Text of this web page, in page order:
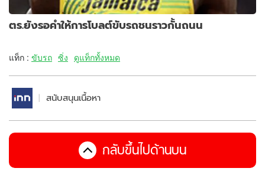
ตร.ยังรอคำให้การโบลต์ขับรถชนราวกั้นถนน
แท็ก : ขับรถ ซิ่ง ดูแท็กทั้งหมด
สนับสนุนเนื้อหา
กลับขึ้นไปด้านบน